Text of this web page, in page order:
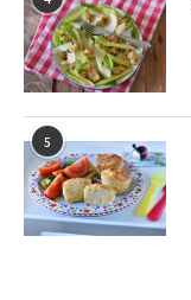
5